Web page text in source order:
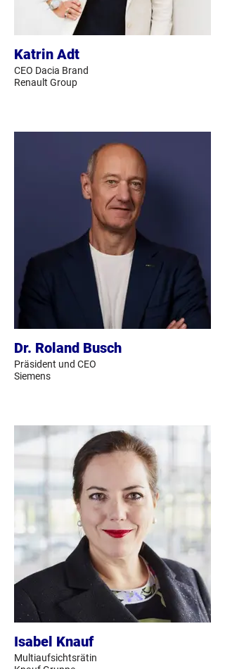
Katrin Adt
CEO Dacia Brand
Renault Group
Dr. Roland Busch
Präsident und CEO
Siemens
Isabel Knauf
Multiaufsichtsrätin